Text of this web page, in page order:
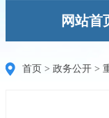
网站首
首页 > 政务公开 >